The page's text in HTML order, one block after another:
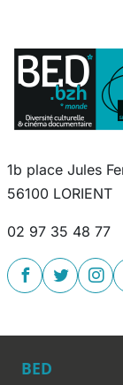
1b place Jules
56100 LORIENT
02 97 35 48 77
BED